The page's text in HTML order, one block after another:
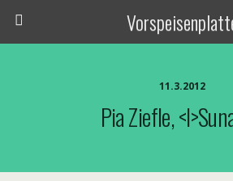
11.3.2012
Pia Ziefle,